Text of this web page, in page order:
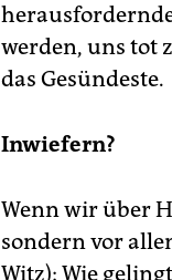
werden, uns tot
das Gesündeste.
Inwiefern?
Wenn wir über
sondern vor
Witz): Wie